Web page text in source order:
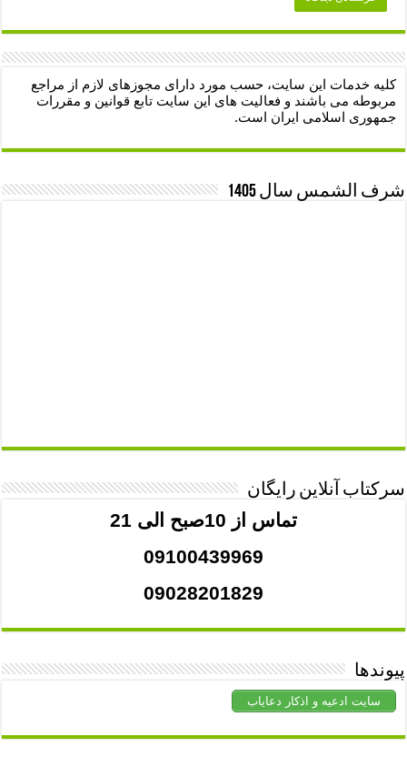
کلیه خدمات این سایت، حسب مورد دارای مجوزهای لازم از مراجع
مربوطه می باشند و فعالیت های این سایت تابع قوانین و مقررات
جمهوری اسلامی ایران است.
شرف الشمس سال 1405
سرکتاب آنلاین رایگان
تماس از 10صبح الی 21
09100439969
09028201829
پیوندها
سایت ادعیه و اذکار دعایاب